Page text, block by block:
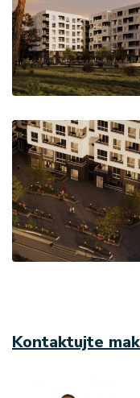
Kontaktujte